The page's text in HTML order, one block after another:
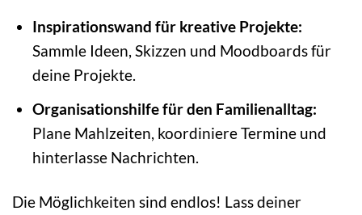
Inspirationswand für kreative Projekte:
Sammle Ideen, Skizzen und Moodboards für
deine Projekte.
Organisationshilfe für den Familienalltag:
Plane Mahlzeiten, koordiniere Termine und
hinterlasse Nachrichten.
Die Möglichkeiten sind endlos! Lass deiner